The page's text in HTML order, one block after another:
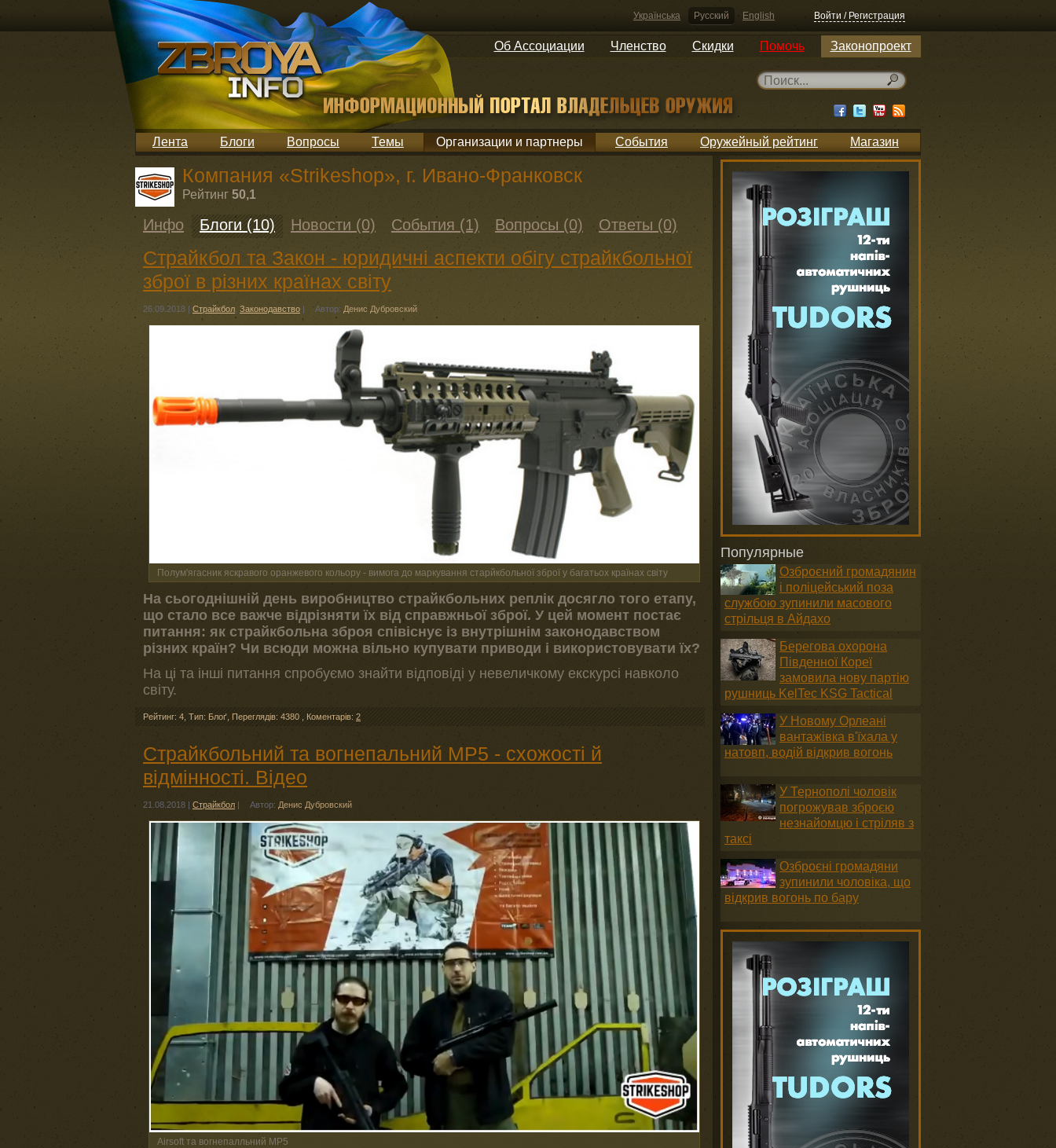
Українська Русский English Войти / Регистрация
Об Ассоциации Членство Скидки Помочь Законопроект
Лента Блоги Вопросы Темы Организации и партнеры События Оружейный рейтинг Магазин
Компания «Strikeshop», г. Ивано-Франковск
Рейтинг 50,1
Инфо Блоги (10) Новости (0) События (1) Вопросы (0) Ответы (0)
Страйкбол та Закон - юридичні аспекти обігу страйкбольної
зброї в різних країнах світу
26.09.2018 | Страйкбол Законодавство | Автор: Денис Дубровский
Полум'ягасник яскравого оранжевого кольору - вимога до маркування старйкбольної зброї у багатьох країнах світу
На сьогоднішній день виробництво страйкбольних реплік досягло того етапу,
що стало все важче відрізняти їх від справжньої зброї. У цей момент постає
питання: як страйкбольна зброя співіснує із внутрішнім законодавством
різних країн? Чи всюди можна вільно купувати приводи і використовувати їх?
На ці та інші питання спробуємо знайти відповіді у невеличкому екскурсі навколо
світу.
Рейтинг: 4 Тип: Блоґ Переглядів: 4380 Коментарів: 2
Страйкбольний та вогнепальний MP5 - схожості й
відмінності. Відео
21.08.2018 | Страйкбол | Автор: Денис Дубровский
Airsoft та вогнепалльний MP5
Популярные
Озброєний громадянин
і поліцейський поза
службою зупинили масового
стрільця в Айдахо
Берегова охорона
Південної Кореї
замовила нову партію
рушниць KelTec KSG Tactical
У Новому Орлеані
вантажівка в'їхала у
натовп, водій відкрив вогонь
У Тернополі чоловік
погрожував зброєю
незнайомцю і стріляв з
таксі
Озброєні громадяни
зупинили чоловіка, що
відкрив вогонь по бару